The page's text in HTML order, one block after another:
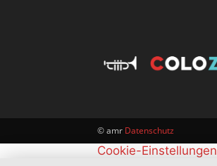
© amr Datenschutz
Cookie-Einstellungen